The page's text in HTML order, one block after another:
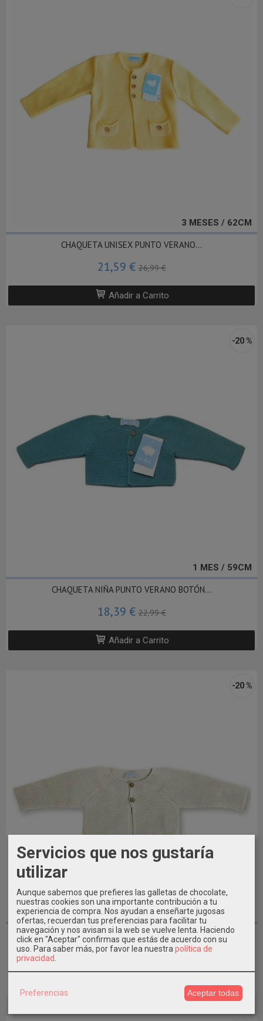
3 MESES / 62CM
CHAQUETA UNISEX PUNTO VERANO...
21,59 €26,99 €
Añadir a Carrito
1 MES / 59CM
-20 %
CHAQUETA NIÑA PUNTO VERANO BOTÓN...
18,39 €22,99 €
Añadir a Carrito
1M - 4A
-20 %
CHAQUETA NIÑA PUNTO VERANO BOTÓN...
18,39 €
Servicios que nos gustaría
utilizar
Aunque sabemos que prefieres las galletas de chocolate,
nuestras cookies son una importante contribución a tu
experiencia de compra. Nos ayudan a enseñarte jugosas
ofertas, recuerdan tus preferencias para facilitar tu
navegación y nos avisan si la web se vuelve lenta. Haciendo
click en "Aceptar" confirmas que estás de acuerdo con su
uso. Para saber más, por favor lea nuestra política de
privacidad
Preferencias Aceptar todas